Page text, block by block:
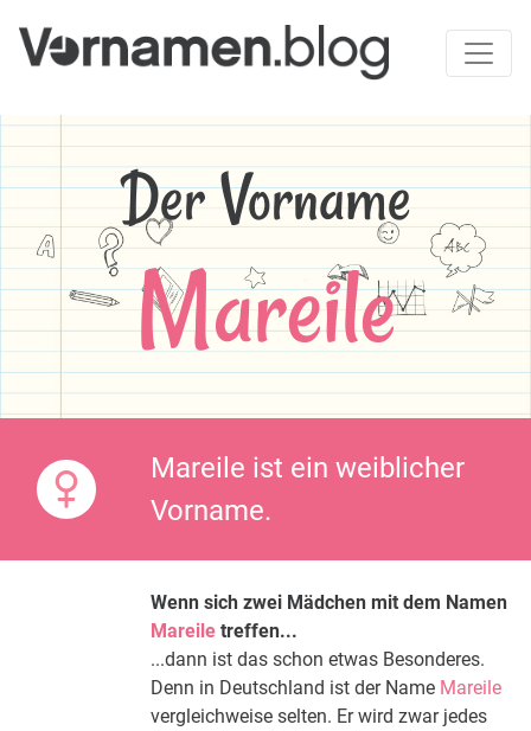
Der Vorname
Mareile
Mareile ist ein weiblicher
Vorname.
Wenn sich zwei Mädchen mit dem Namen
Mareile treffen...
...dann ist das schon etwas Besonderes.
Denn in Deutschland ist der Name Mareile
vergleichweise selten. Er wird zwar jedes